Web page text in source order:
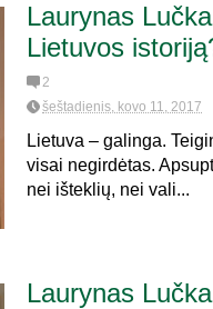
Laurynas
Lietuvos
2
šeštadienis, kovo 11, 2017
Lietuva – galinga.
visai negirdėtas.
nei išteklių, nei vali...
Laurynas